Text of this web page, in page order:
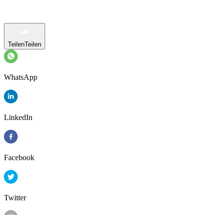
TeilenTeilen
WhatsApp
LinkedIn
Facebook
Twitter